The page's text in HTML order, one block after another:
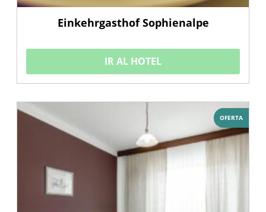
Einkehrgasthof Sophienalpe
IR AL HOTEL
OFERTA